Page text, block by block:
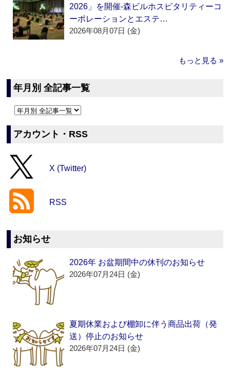
2026」を開催‐森ビルホスピタリティーコ
ーポレーションとエステ…
2026年08月07日 (金)
もっと見る »
年月別 全記事一覧
アカウント・RSS
X (Twitter)
RSS
お知らせ
2026年 お盆期間中の休刊のお知らせ
2026年07月24日 (金)
夏期休業および棚卸に伴う商品出荷（発
送）停止のお知らせ
2026年07月24日 (金)